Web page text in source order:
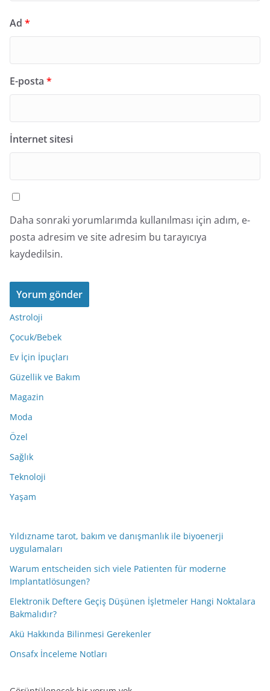
Ad *
E-posta *
İnternet sitesi
Daha sonraki yorumlarımda kullanılması için adım, e-
posta adresim ve site adresim bu tarayıcıya
kaydedilsin.
Astroloji
Çocuk/Bebek
Ev İçin İpuçları
Güzellik ve Bakım
Magazin
Moda
Özel
Sağlık
Teknoloji
Yaşam
Yıldızname tarot, bakım ve danışmanlık ile biyoenerji
uygulamaları
Warum entscheiden sich viele Patienten für moderne
Implantatlösungen?
Elektronik Deftere Geçiş Düşünen İşletmeler Hangi Noktalara
Bakmalıdır?
Akü Hakkında Bilinmesi Gerekenler
Onsafx İnceleme Notları